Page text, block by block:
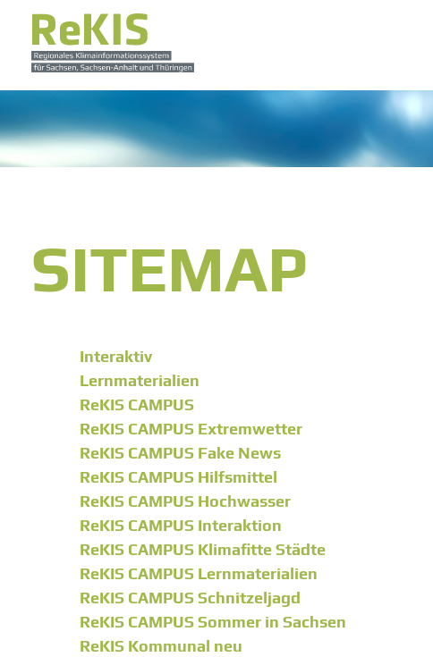
SITEMAP
Interaktiv
Lernmaterialien
ReKIS CAMPUS
ReKIS CAMPUS Extremwetter
ReKIS CAMPUS Fake News
ReKIS CAMPUS Hilfsmittel
ReKIS CAMPUS Hochwasser
ReKIS CAMPUS Interaktion
ReKIS CAMPUS Klimafitte Städte
ReKIS CAMPUS Lernmaterialien
ReKIS CAMPUS Schnitzeljagd
ReKIS CAMPUS Sommer in Sachsen
ReKIS Kommunal neu